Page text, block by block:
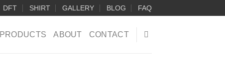
DFT SHIRT GALLERY BLOG FAQ
PRODUCTS ABOUT CONTACT